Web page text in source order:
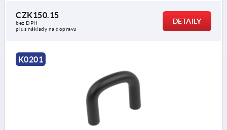
CZK150.15
bez DPH
plus náklady na dopravu
DETAILY
K0201